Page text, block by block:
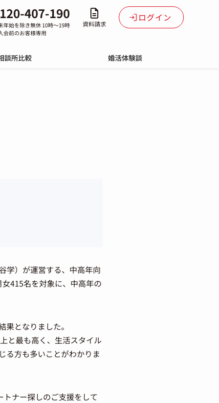
407-190
年始を除き無休 10時～19時
会前のお客様専用
資料請求
ログイン
談所比較 婚活体験談
学）が運営する、中高年向
415名を対象に、中高年の
となりました。
と最も高く、生活スタイル
る方も多いことがわかりま
ナー探しのご支援をして